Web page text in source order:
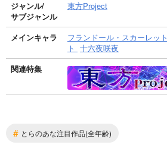
ジャンル/
サブジャンル
東方Project
メインキャラ フランドール・スカーレット
ト 十六夜咲夜
関連特集
# とらのあな注目作品(全年齢)